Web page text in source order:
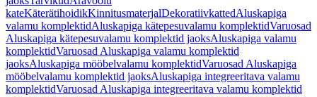
kateKäterätihoidikKinnitusmaterjalDekoratiivkattedAluskapiga
valamu komplektidAluskapiga kätepesuvalamu komplektidVaruosad
Aluskapiga kätepesuvalamu komplektid jaoksAluskapiga valamu
komplektidVaruosad Aluskapiga valamu komplektid
jaoksAluskapiga mööbelvalamu komplektidVaruosad Aluskapiga
mööbelvalamu komplektid jaoksAluskapiga integreeritava valamu
komplektidVaruosad Aluskapiga integreeritava valamu komplektid